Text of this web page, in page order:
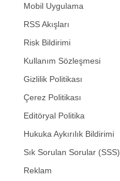
Mobil Uygulama
RSS Akışları
Risk Bildirimi
Kullanım Sözleşmesi
Gizlilik Politikası
Çerez Politikası
Editöryal Politika
Hukuka Aykırılık Bildirimi
Sık Sorulan Sorular (SSS)
Reklam